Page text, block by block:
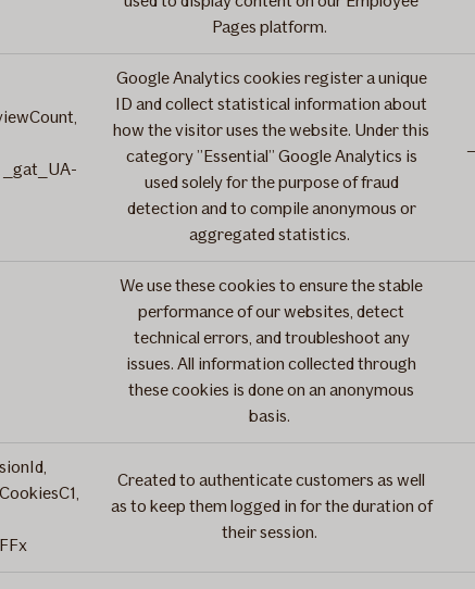
Pages platform.
_gat_UA-
Google Analytics cookies register a unique
ID and collect statistical information about
how the visitor uses the website. Under this
category ”Essential” Google Analytics is
used solely for the purpose of fraud
detection and to compile anonymous or
aggregated statistics.
We use these cookies to ensure the stable
performance of our websites, detect
technical errors, and troubleshoot any
issues. All information collected through
these cookies is done on an anonymous
basis.
Created to authenticate customers as well
as to keep them logged in for the duration of
their session.